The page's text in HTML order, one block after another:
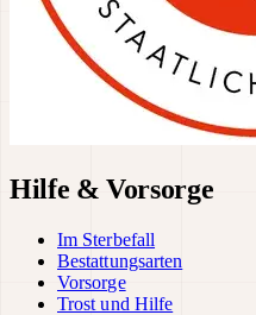
Hilfe & Vorsorge
Im Sterbefall
Bestattungsarten
Vorsorge
Trost und Hilfe